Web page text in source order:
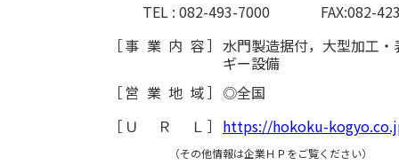
TEL : 082-493-7000
FAX:082-
［事業内容］ 水門製造据付，大型加工
ギー設備
［ 営業地域］ ◎全国
［ ＵＲＬ ］ https://hokoku-
（その他情報は企業ＨＰをご覧ください）